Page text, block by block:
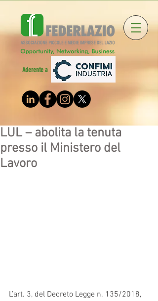
Aderente a
LUL – abolita la tenuta
presso il Ministero del
Lavoro
L’art. 3, del Decreto Legge n. 135/2018,